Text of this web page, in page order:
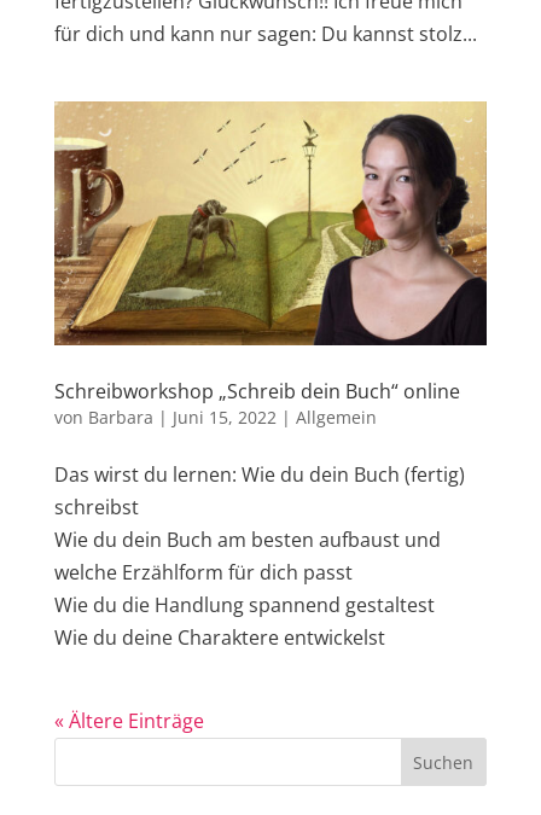
für dich und kann nur sagen: Du kannst stolz...
Schreibworkshop „Schreib dein Buch“ online
von Barbara | Juni 15, 2022| Allgemein
Das wirst du lernen: Wie du dein Buch (fertig)
schreibst
Wie du dein Buch am besten aufbaust und
welche Erzählform für dich passt
Wie du die Handlung spannend gestaltest
Wie du deine Charaktere entwickelst
« Ältere Einträge